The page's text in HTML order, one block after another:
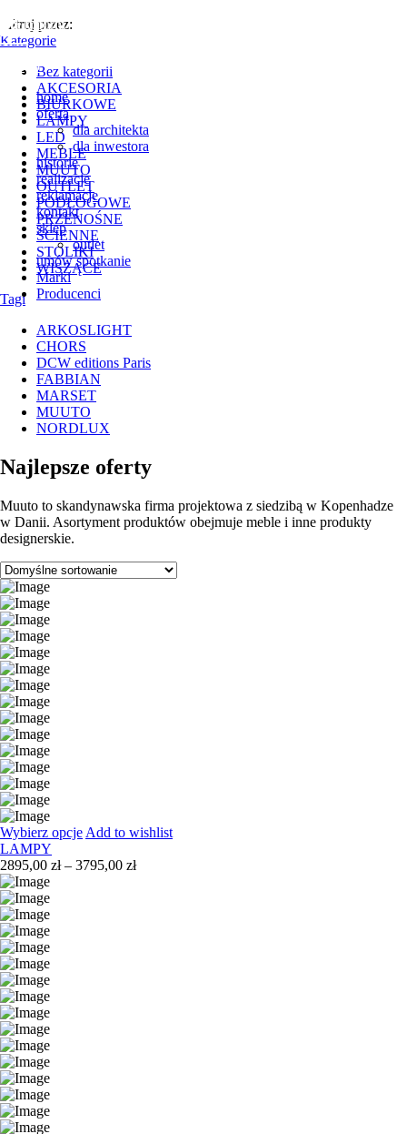
home
oferta
dla architekta
dla inwestora
historie
realizacje
reklamacje
kontakt
sklep
outlet
umów spotkanie
Marki
Producenci
Filtruj przez:
Kategorie
Bez kategorii
AKCESORIA
BIURKOWE
LAMPY
LED
MEBLE
MUUTO
OUTLET
PODŁOGOWE
PRZENOŚNE
ŚCIENNE
STOLIKI
WISZĄCE
Tagi
ARKOSLIGHT
CHORS
DCW editions Paris
FABBIAN
MARSET
MUUTO
NORDLUX
Najlepsze oferty
Muuto to skandynawska firma projektowa z siedzibą w Kopenhadze
w Danii. Asortyment produktów obejmuje meble i inne produkty
designerskie.
Wybierz opcje Add to wishlist
LAMPY
2895,00 zł – 3795,00 złZakres